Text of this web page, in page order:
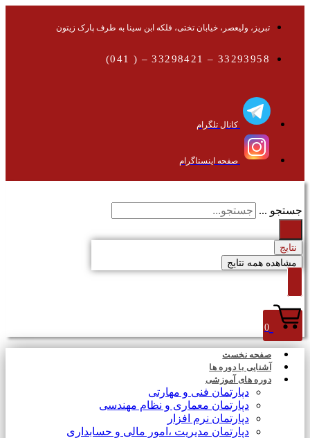
تبریز، ولیعصر، خیابان تختی، فلکه ابن سینا به طرف پارک زیتون
33293958 – 33298421 – ( 041)
کانال تلگرام
صفحه اینستاگرام
جستجو ...
نتایج
مشاهده همه نتایج
0
صفحه نخست
آشنایی با دوره ها
دوره های آموزشی
دپارتمان فنی و مهارتی
دپارتمان معماری و نظام مهندسی
دپارتمان نرم افزار
دپارتمان مدیریت ،امور مالی و حسابداری